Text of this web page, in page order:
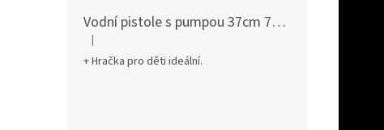
Vodní pistole s pumpou 37cm 78961
Hodnocení produktu je 5 z 5 hvězdiček.
|
+ Hračka pro děti ideální.